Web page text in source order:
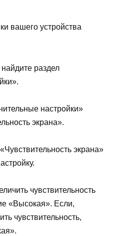
вашего устройства
раздел
настройки»
экрана».
экрана»
чувствительность
«Высокая». Если,
чувствительность,